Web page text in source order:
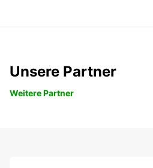
Unsere Partner
Weitere Partner